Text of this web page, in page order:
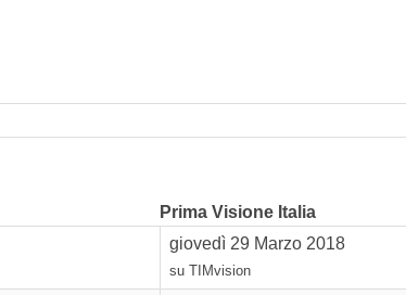
Prima Visione Italia
giovedì 29 Marzo 2018
su TIMvision